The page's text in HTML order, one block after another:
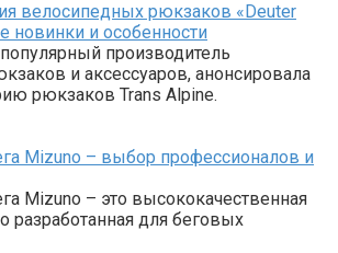
велосипедных рюкзаков «Deuter
новинки и особенности
производитель
и аксессуаров, анонсировала
рюкзаков Trans Alpine.
Mizuno – выбор профессионалов и
Mizuno – это высококачественная
разработанная для беговых